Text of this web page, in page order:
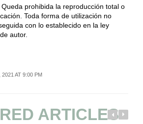
prohibida la reproducción total o
Toda forma de utilización no
con lo establecido en la ley
autor.
AT 9:00 PM
ARTICLES